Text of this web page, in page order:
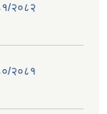
२०८२
२०८१